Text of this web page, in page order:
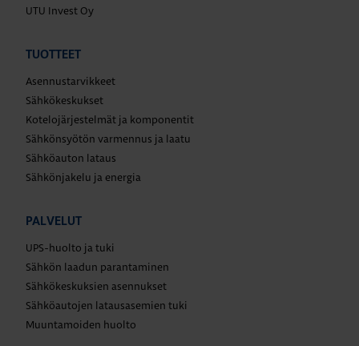
UTU Invest Oy
TUOTTEET
Asennustarvikkeet
Sähkökeskukset
Kotelojärjestelmät ja komponentit
Sähkönsyötön varmennus ja laatu
Sähköauton lataus
Sähkönjakelu ja energia
PALVELUT
UPS-huolto ja tuki
Sähkön laadun parantaminen
Sähkökeskuksien asennukset
Sähköautojen latausasemien tuki
Muuntamoiden huolto